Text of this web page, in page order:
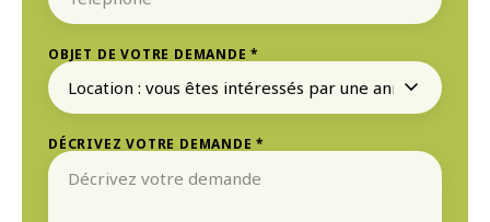
OBJET DE VOTRE DEMANDE *
DÉCRIVEZ VOTRE DEMANDE *